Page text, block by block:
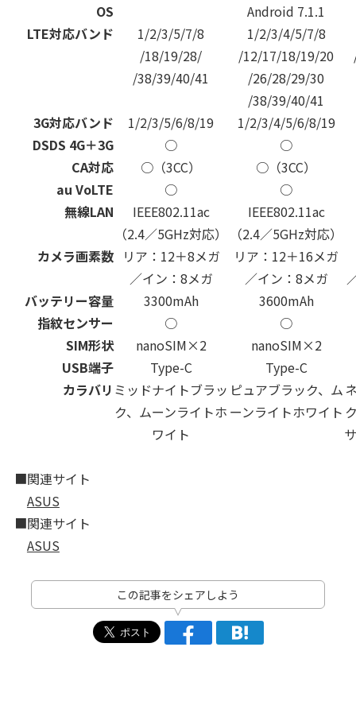
OS
Android 7.1.1
LTE対応バンド
1/2/3/5/7/8
/18/19/28/
/38/39/40/41
1/2/3/4/5/7/8
/12/17/18/19/20
/26/28/29/30
/38/39/40/41
3G対応バンド 1/2/3/5/6/8/19
1/2/3/4/5/6/8/19
DSDS 4G＋3G
○
○
CA対応
○（3CC）
○（3CC）
au VoLTE
○
○
無線LAN
IEEE802.11ac
（2.4／5GHz対応）
IEEE802.11ac
（2.4／5GHz対応）
カメラ画素数 リア：12＋8メガ
／イン：8メガ
リア：12＋16メガ
／イン：8メガ
バッテリー容量
3300mAh
3600mAh
指紋センサー
○
○
SIM形状
nanoSIM×2
nanoSIM×2
USB端子
Type-C
Type-C
カラバリ ミッドナイトブラッ
ク、ムーンライトホ
ワイト
ピュアブラック、ム
ーンライトホワイト
■関連サイト
ASUS
■関連サイト
ASUS
この記事をシェアしよう